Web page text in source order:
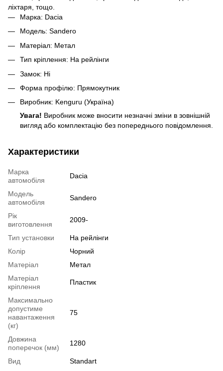
ліхтаря, тощо.
Марка: Dacia
Модель: Sandero
Матеріал: Метал
Тип кріплення: На рейлінги
Замок: Ні
Форма профілю: Прямокутник
Виробник: Kenguru (Україна)
Увага! Виробник може вносити незначні зміни в зовнішній
вигляд або комплектацію без попереднього повідомлення.
Характеристики
Марка
автомобіля
Dacia
Модель
автомобіля
Sandero
Рік
виготовлення
2009-
Тип установки
На рейлінги
Колір
Чорний
Матеріал
Метал
Матеріал
кріплення
Пластик
Максимально
допустиме
навантаження
(кг)
75
Довжина
поперечок (мм)
1280
Вид
Standart